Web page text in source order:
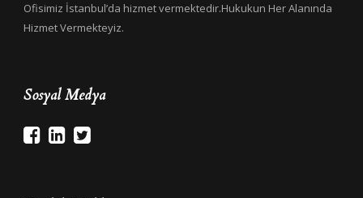
Ofisimiz İstanbul’da hizmet vermektedir.Hukukun Her Alanında
Hizmet Vermekteyiz.
Sosyal Medya